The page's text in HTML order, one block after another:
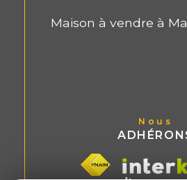
Maison à vendre à
Nous